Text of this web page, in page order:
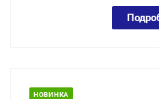
НОВИНКА